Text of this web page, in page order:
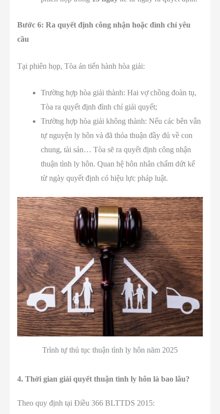
Bước 6: Ra quyết định công nhận hoặc đình chỉ yêu
cầu
Tại phiên họp, Tòa án tiến hành hòa giải:
Trường hợp hòa giải thành: Hai vợ chồng đoàn tụ,
Tòa ra quyết định đình chỉ giải quyết;
Trường hợp hòa giải không thành: Nếu các bên vẫn
tự nguyện ly hôn và đã thỏa thuận đầy đủ về con
chung, tài sản… Tòa sẽ ra quyết định công nhận
thuận tình ly hôn. Quan hệ hôn nhân chấm dứt kể
từ ngày quyết định có hiệu lực pháp luật.
Trình tự thủ tục thuận tình ly hôn năm 2025
4. Thời gian giải quyết thuận tình ly hôn là bao lâu?
Theo quy định tại Điều 366 BLTTDS 2015: